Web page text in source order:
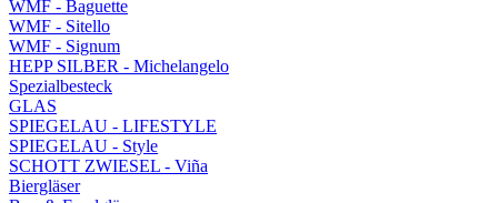
WMF - Baguette
WMF - Sitello
WMF - Signum
HEPP SILBER - Michelangelo
Spezialbesteck
GLAS
SPIEGELAU - LIFESTYLE
SPIEGELAU - Style
SCHOTT ZWIESEL - Viña
Biergläser